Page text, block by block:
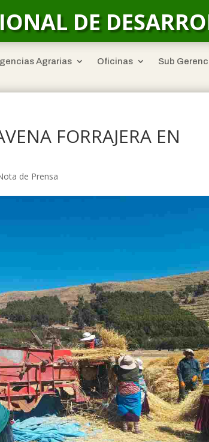
DE
Agrarias Oficinas Sub
FORRAJERA EN
de Prensa